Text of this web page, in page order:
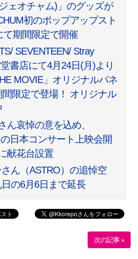
ジェオチャム)」のグッズが
初のポップアップスト
て期間限定で開催
SEVENTEEN/ Stray
書店にて4月24日(月)より
MOVIE」オリジナルパネ
間限定で登場！ オリジナル
ん哀悼の意を込め、
の日本コンサート上映会開
献花台設置
ん（ASTRO）の追悼空
の6月6日まで延長
次の記事 »